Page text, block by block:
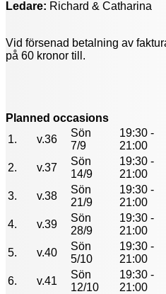
Ledare: Richard & Catharina
Vid försenad betalning av
på 60 kronor till.
Planned occasions
1.
v.36
Sön
7/9
19:30 -
21:00
2.
v.37
Sön
14/9
19:30 -
21:00
3.
v.38
Sön
21/9
19:30 -
21:00
4.
v.39
Sön
28/9
19:30 -
21:00
5.
v.40
Sön
5/10
19:30 -
21:00
6.
v.41
Sön
12/10
19:30 -
21:00